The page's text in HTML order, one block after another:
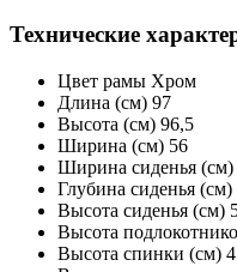
Технические
Цвет рамы Хром
Длина (см) 97
Высота (см) 96,5
Ширина (см) 56
Ширина сиденья (см)
Глубина сиденья (см)
Высота сиденья (см)
Высота
Высота спинки (см)